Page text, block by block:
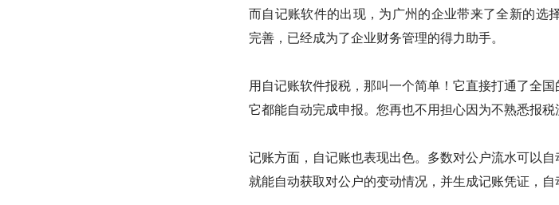
而自记账软件的出现，为广州的企业带来了全新的选
完善，已经成为了企业财务管理的得力助手。
用自记账软件报税，那叫一个简单！它直接打通了全
它都能自动完成申报。您再也不用担心因为不熟悉报税
记账方面，自记账也表现出色。多数对公户流水可以
就能自动获取对公户的变动情况，并生成记账凭证，自